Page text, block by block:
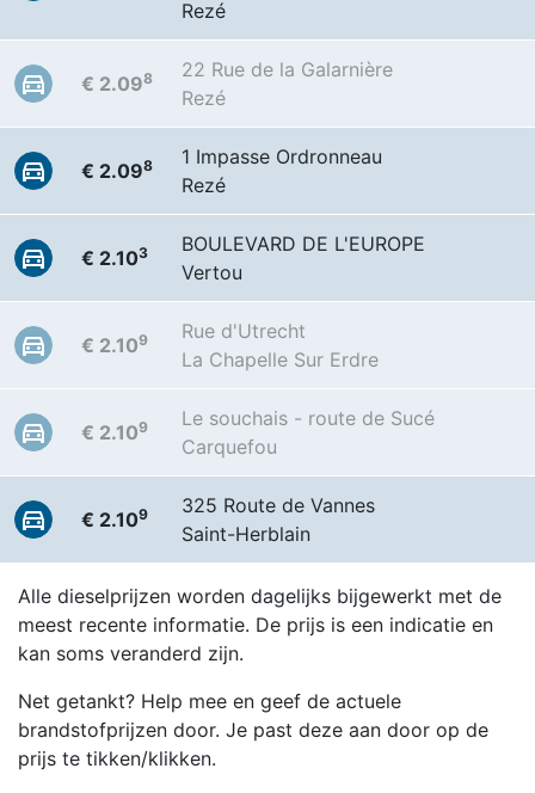
Rezé
€ 2.098
22 Rue de la Galarnière
Rezé
€ 2.098
1 Impasse Ordronneau
Rezé
€ 2.103
BOULEVARD DE L'EUROPE
Vertou
€ 2.109
Rue d'Utrecht
La Chapelle Sur Erdre
€ 2.109
Le souchais - route de Sucé
Carquefou
€ 2.109
325 Route de Vannes
Saint-Herblain
Alle dieselprijzen worden dagelijks bijgewerkt met de
meest recente informatie. De prijs is een indicatie en
kan soms veranderd zijn.
Net getankt? Help mee en geef de actuele
brandstofprijzen door. Je past deze aan door op de
prijs te tikken/klikken.